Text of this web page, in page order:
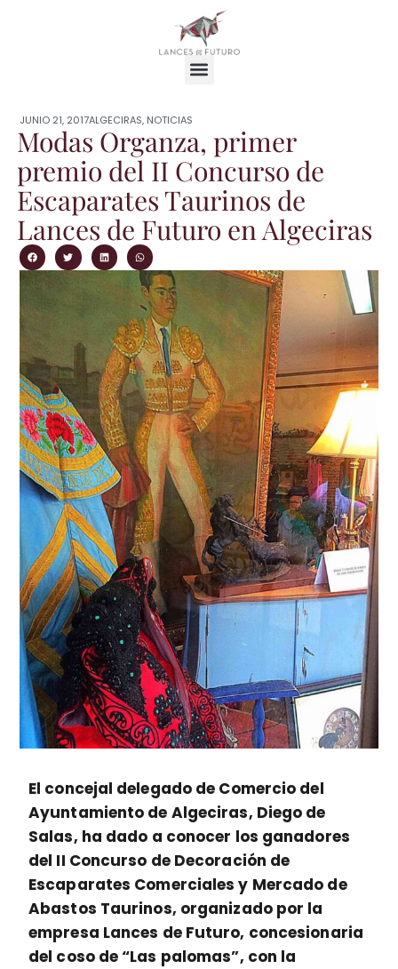
JUNIO 21, 2017ALGECIRAS, NOTICIAS
Modas Organza, primer
premio del II Concurso de
Escaparates Taurinos de
Lances de Futuro en Algeciras
El concejal delegado de Comercio del
Ayuntamiento de Algeciras, Diego de
Salas, ha dado a conocer los ganadores
del II Concurso de Decoración de
Escaparates Comerciales y Mercado de
Abastos Taurinos, organizado por la
empresa Lances de Futuro, concesionaria
del coso de “Las palomas”, con la